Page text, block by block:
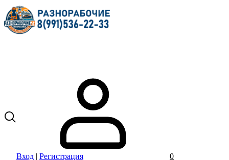
Вход | Регистрация 0